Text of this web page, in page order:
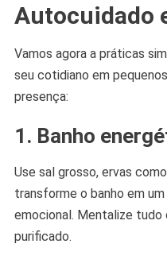
Autocuidado
Vamos agora a práticas
seu cotidiano em
presença:
1. Banho
Use sal grosso, ervas
transforme o banho em
emocional. Mentalize tudo
purificado.